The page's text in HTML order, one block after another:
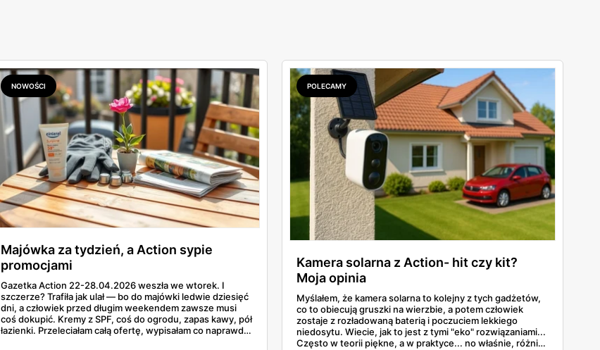
NOWOŚCI
Majówka za tydzień, a Action sypie
promocjami
Gazetka Action 22-28.04.2026 weszła we wtorek. I
szczerze? Trafiła jak ulał — bo do majówki ledwie dziesięć
dni, a człowiek przed długim weekendem zawsze musi
coś dokupić. Kremy z SPF, coś do ogrodu, zapas kawy, pół
łazienki. Przeleciałam całą ofertę, wypisałam co naprawdę
POLECAMY
Kamera solarna z Action- hit czy kit?
Moja opinia
Myślałem, że kamera solarna to kolejny z tych gadżetów,
co to obiecują gruszki na wierzbie, a potem człowiek
zostaje z rozładowaną baterią i poczuciem lekkiego
niedosytu. Wiecie, jak to jest z tymi "eko" rozwiązaniami...
Często w teorii piękne, a w praktyce... no właśnie, różnie.